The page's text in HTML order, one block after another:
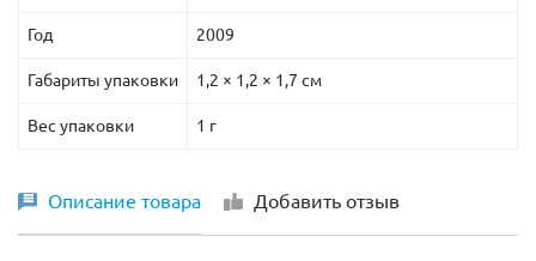
Год 2009
Габариты упаковки 1,2 × 1,2 × 1,7 см
Вес упаковки 1 г
Описание товара Добавить отзыв